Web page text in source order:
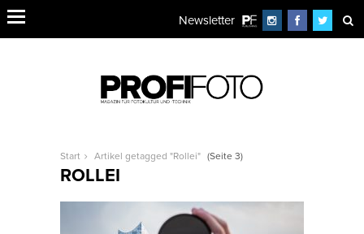
Newsletter
Start Artikel getagged "Rollei" (Seite 3)
ROLLEI